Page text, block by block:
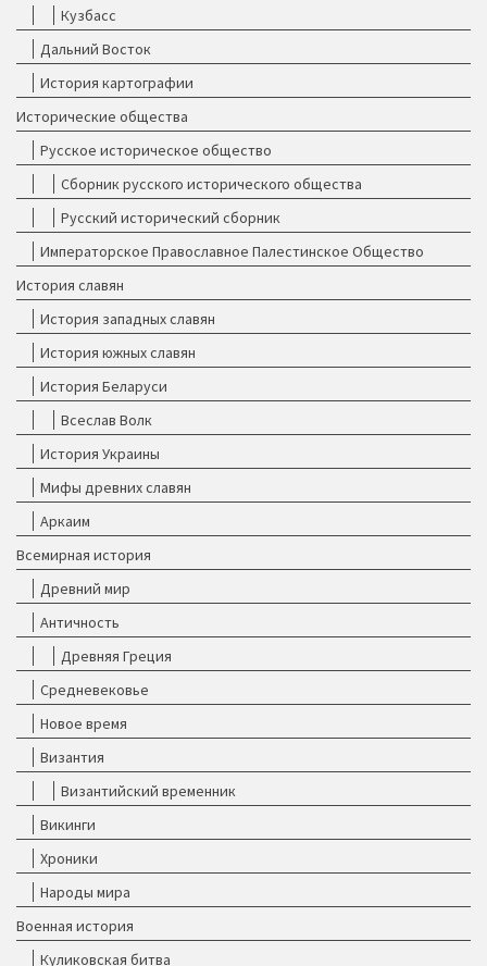
Кузбасс
Дальний Восток
История картографии
Исторические общества
Русское историческое общество
Сборник русского исторического общества
Русский исторический сборник
Императорское Православное Палестинское Общество
История славян
История западных славян
История южных славян
История Беларуси
Всеслав Волк
История Украины
Мифы древних славян
Аркаим
Всемирная история
Древний мир
Античность
Древняя Греция
Средневековье
Новое время
Византия
Византийский временник
Викинги
Хроники
Народы мира
Военная история
Куликовская битва